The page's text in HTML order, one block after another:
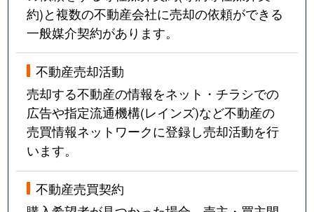
約)と複数の不動産会社に売却の依頼ができる
一般媒介契約があります。
不動産売却活動
売却する不動産の情報をネット・チラシでの
広告や指定流通機構(レインズ)など不動産の
売買情報ネットワークに登録し売却活動を行
います。
不動産売買契約